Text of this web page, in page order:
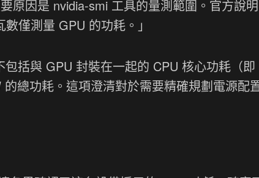
原因是 nvidia-smi 工具的量測範圍。官方說
僅測量 GPU 的功耗。」
括與 GPU 封裝在一起的 CPU 核心功耗（
總功耗。這項澄清對於需要精確規劃電源配